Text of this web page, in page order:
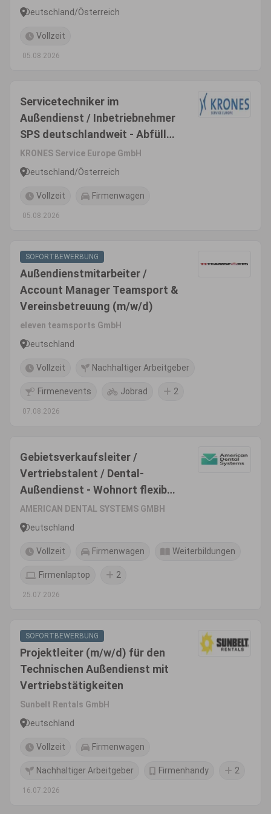
(m/w/d) - Einsatzgebiet
Deutschland/Österreich
Vollzeit
05.08.2026
Servicetechniker im
Außendienst / Inbetriebnehmer
SPS deutschlandweit - Abfüll-
& Verpackungsanlagen
(m/w/d) - Einsatzgebiet
KRONES Service Europe GmbH
Deutschland/Österreich
Vollzeit Firmenwagen
05.08.2026
SOFORTBEWERBUNG
Außendienstmitarbeiter /
Account Manager Teamsport &
Vereinsbetreuung (m/w/d)
eleven teamsports GmbH
Deutschland
Vollzeit Nachhaltiger Arbeitgeber
Firmenevents Jobrad 2
07.08.2026
Gebietsverkaufsleiter /
Vertriebstalent / Dental-
Außendienst - Wohnort flexibel
(m/w/d)
AMERICAN DENTAL SYSTEMS GMBH
Deutschland
Vollzeit Firmenwagen Weiterbildungen
Firmenlaptop 2
25.07.2026
SOFORTBEWERBUNG
Projektleiter (m/w/d) für den
Technischen Außendienst mit
Vertriebstätigkeiten
Sunbelt Rentals GmbH
Deutschland
Vollzeit Firmenwagen
Nachhaltiger Arbeitgeber Firmenhandy 2
16.07.2026